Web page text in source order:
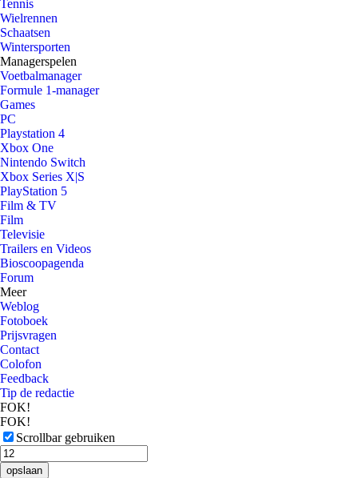
Tennis
Wielrennen
Schaatsen
Wintersporten
Managerspelen
Voetbalmanager
Formule 1-manager
Games
PC
Playstation 4
Xbox One
Nintendo Switch
Xbox Series X|S
PlayStation 5
Film & TV
Film
Televisie
Trailers en Videos
Bioscoopagenda
Forum
Meer
Weblog
Fotoboek
Prijsvragen
Contact
Colofon
Feedback
Tip de redactie
FOK!
FOK!
Scrollbar gebruiken
opslaan